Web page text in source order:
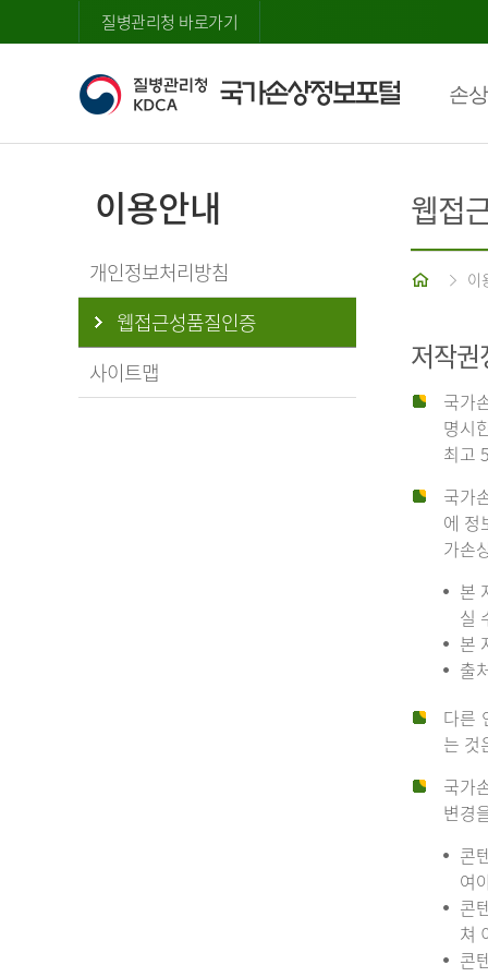
질병관리청 바로가기
손
이용안내
개인정보처리방침
웹접근성품질인증
사이트맵
웹접
홈 이
저작권
국가
명시
최고
국가
에 정
가손
본
실
본
출
다른
는 것
국가
변경
콘
여
콘
쳐
콘